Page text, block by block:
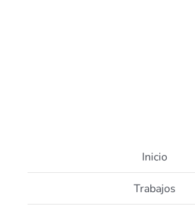
Inicio
Trabajos